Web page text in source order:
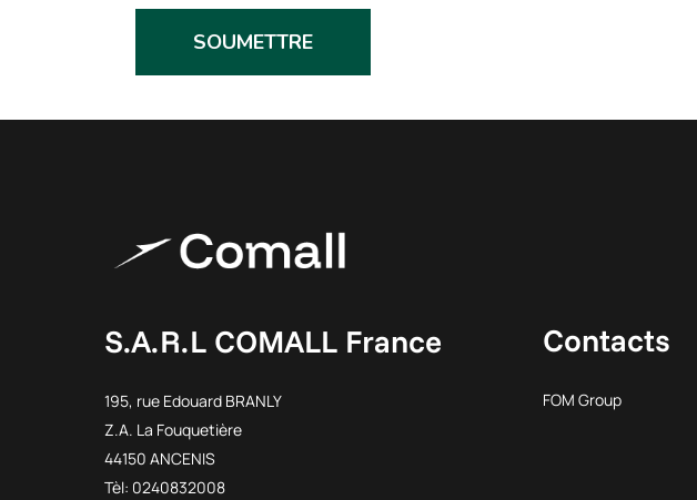
S.A.R.L COMALL France
195, rue Edouard BRANLY
Z.A. La Fouquetière
44150 ANCENIS
Tèl: 0240832008
Contacts
FOM Group